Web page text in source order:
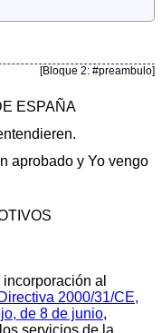
[Bloque 2: #preambulo]
ESPAÑA
aprobado y Yo vengo
al
Directiva 2000/31/CE,
de 8 de junio,
servicios de la